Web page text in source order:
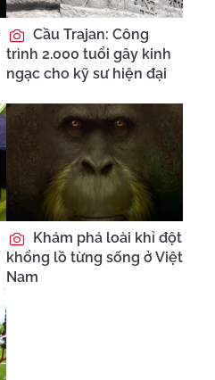
Cầu Trajan: Công
trình 2.000 tuổi gây kinh
ngạc cho kỹ sư hiện đại
Khám phá loài khỉ đột
khổng lồ từng sống ở Việt
Nam